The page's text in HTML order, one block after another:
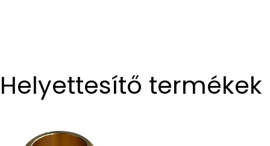
Helyettesítő termékek